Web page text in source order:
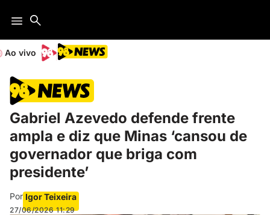
Ao vivo
Gabriel Azevedo defende frente
ampla e diz que Minas ‘cansou de
governador que briga com
presidente’
Por Igor Teixeira
27/06/2026 11:29